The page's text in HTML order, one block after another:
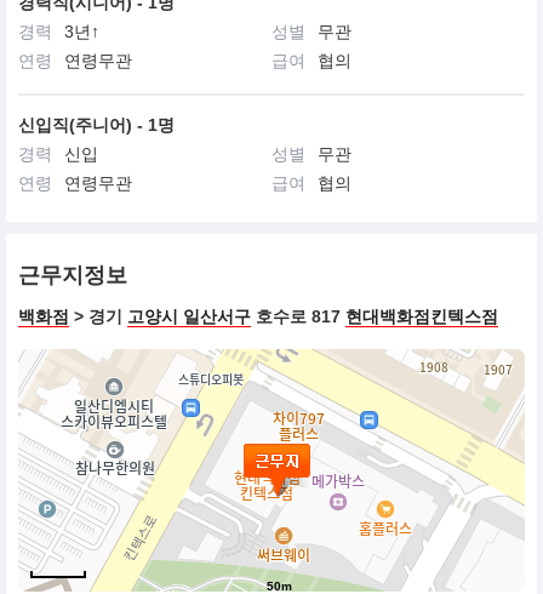
경력
3년↑ 성별
무관
연령
연령무관 급여 협의
신입직(주니어) - 1명
경력
신입 성별
무관
연령
연령무관 급여 협의
근무지정보
백화점 > 경기 고양시 일산서구 호수로 817 현대백화점킨텍스점
50m